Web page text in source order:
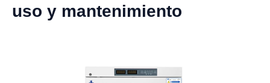
uso y mantenimiento